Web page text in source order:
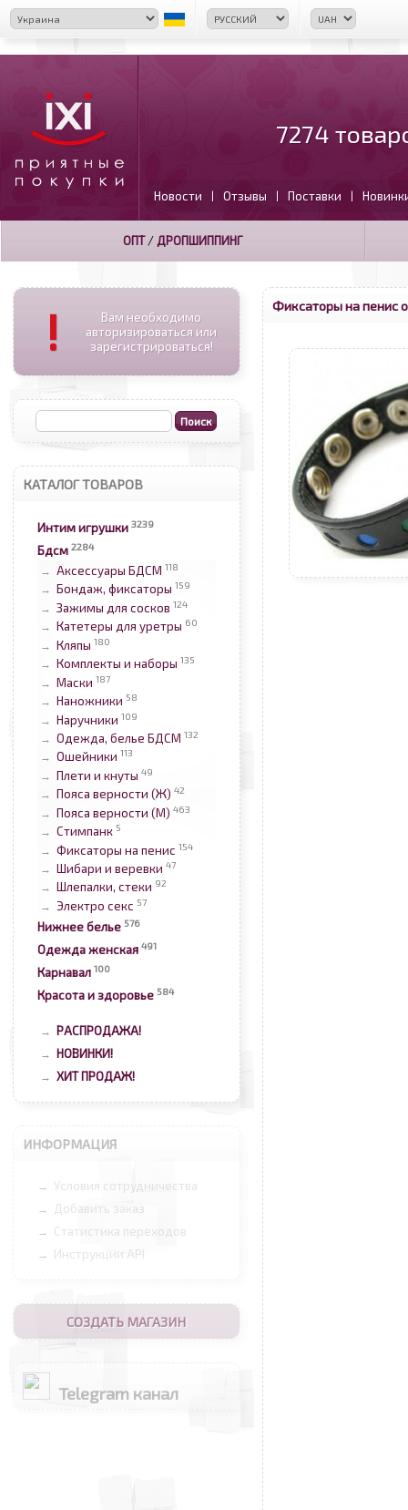
7274
Новости | Отзывы | Поставки |
ОПТ/ ДРОПШИППИНГ
!
Вам необходимо
авторизироваться или
зарегистрироваться!
КАТАЛОГ ТОВАРОВ
Интим игрушки 3239
Бдсм 2284
→ Аксессуары БДСМ 118
→ Бондаж, фиксаторы 159
→ Зажимы для сосков 124
→ Катетеры для уретры 60
→ Кляпы 180
→ Комплекты и наборы 135
→ Маски 187
→ Наножники 58
→ Наручники 109
→ Одежда, белье БДСМ 132
→ Ошейники 113
→ Плети и кнуты 49
→ Пояса верности (Ж) 42
→ Пояса верности (М) 463
→ Стимпанк 5
→ Фиксаторы на пенис 154
→ Шибари и веревки 47
→ Шлепалки, стеки 92
→ Электро секс 57
Нижнее белье 576
Одежда женская 491
Карнавал 100
Красота и здоровье 584
→ РАСПРОДАЖА!
→ НОВИНКИ!
→ ХИТ ПРОДАЖ!
ИНФОРМАЦИЯ
→ Условия сотрудничества
→ Добавить заказ
→ Статистика переходов
→ Инструкции API
СОЗДАТЬ МАГАЗИН
Telegram канал
Фиксаторы на пенис